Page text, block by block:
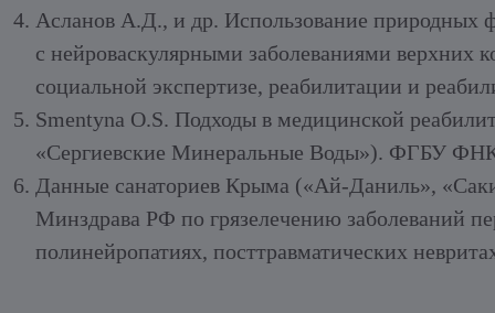
Асланов А.Д., и др. Использование природных
с нейроваскулярными заболеваниями верхних
социальной экспертизе, реабилитации и
Smentyna O.S. Подходы в медицинской
«Сергиевские Минеральные Воды»). ФГБУ
Данные санаториев Крыма («Ай-Даниль»,
Минздрава РФ по грязелечению заболеваний
полинейропатиях, посттравматических